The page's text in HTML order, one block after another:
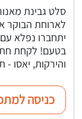
סלט גבינת
לארוחת הבוקר
יתחברו נפלא
בטעם! לקחת
והירקות, יאסו -
כניסה